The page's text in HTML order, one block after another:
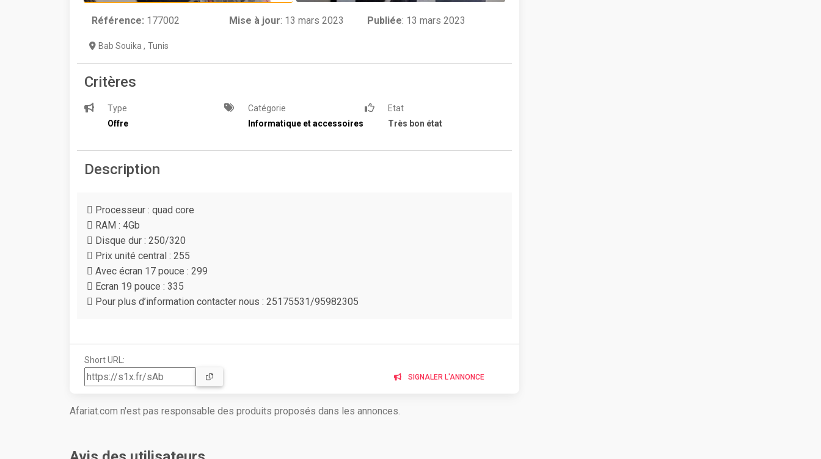
Référence: 177002 Mise à jour: 13 mars 2023 Publiée: 13 mars 2023
Bab Souika , Tunis
Critères
Type
Offre
Catégorie
Informatique et accessoires
Etat
Très bon état
Description
 Processeur : quad core
 RAM : 4Gb
 Disque dur : 250/320
 Prix unité central : 255
 Avec écran 17 pouce : 299
 Ecran 19 pouce : 335
 Pour plus d’information contacter nous : 25175531/95982305
Short URL:
SIGNALER L'ANNONCE
Afariat.com n'est pas responsable des produits proposés dans les annonces.